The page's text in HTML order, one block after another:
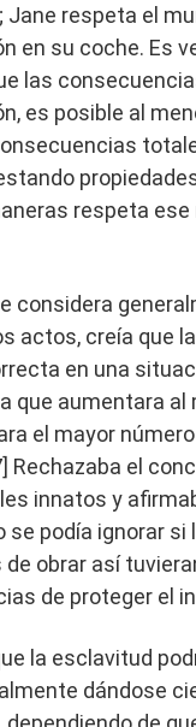
respeta el
en su coche. Es
las
es posible al
respeta ese
considera
actos, creía que
en una
que aumentara al
el mayor
Rechazaba el
innatos y
se podía ignorar si
obrar así
de proteger el
la esclavitud
dándose